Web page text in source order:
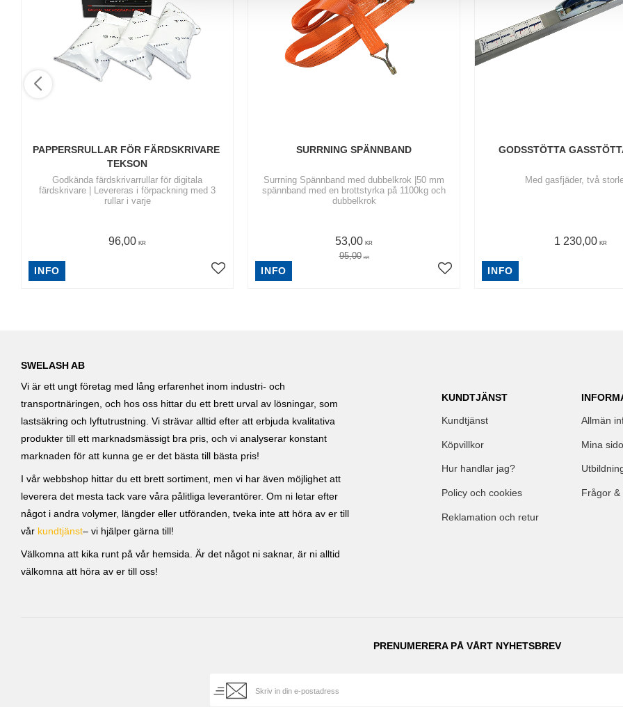
PAPPERSRULLAR FÖR FÄRDSKRIVARE
TEKSON
​Godkända färdskrivarrullar för digitala
färdskrivare | Levereras i förpackning med 3
rullar i varje
96,00 KR
INFO
SURRNING SPÄNNBAND
Surrning Spännband med dubbelkrok ​|50 mm
spännband med en brottstyrka på 1100kg och
dubbelkrok
53,00 KR
95,00 KR
INFO
GODSSTÖTTA
Med gasfjäder, två
1 230,00 KR
INFO
SWELASH AB
Vi är ett ungt företag med lång erfarenhet inom industri- och
transportnäringen, och hos oss hittar du ett brett urval av lösningar, som
lastsäkring och lyftutrustning. Vi strävar alltid efter att erbjuda kvalitativa
produkter till ett marknadsmässigt bra pris, och vi analyserar konstant
marknaden för att kunna ge er det bästa till bästa pris!
I vår webbshop hittar du ett brett sortiment, men vi har även möjlighet att
leverera det mesta tack vare våra pålitliga leverantörer. Om ni letar efter
något i andra volymer, längder eller utföranden, tveka inte att höra av er till
vår kundtjänst– vi hjälper gärna till!
Välkomna att kika runt på vår hemsida. Är det något ni saknar, är ni alltid
välkomna att höra av er till oss!
KUNDTJÄNST
Kundtjänst
Köpvillkor
Hur handlar jag?
Policy och cookies
Reklamation och retur
Allmän
Mina
Frågor &
PRENUMERERA PÅ VÅRT NYHETSBREV